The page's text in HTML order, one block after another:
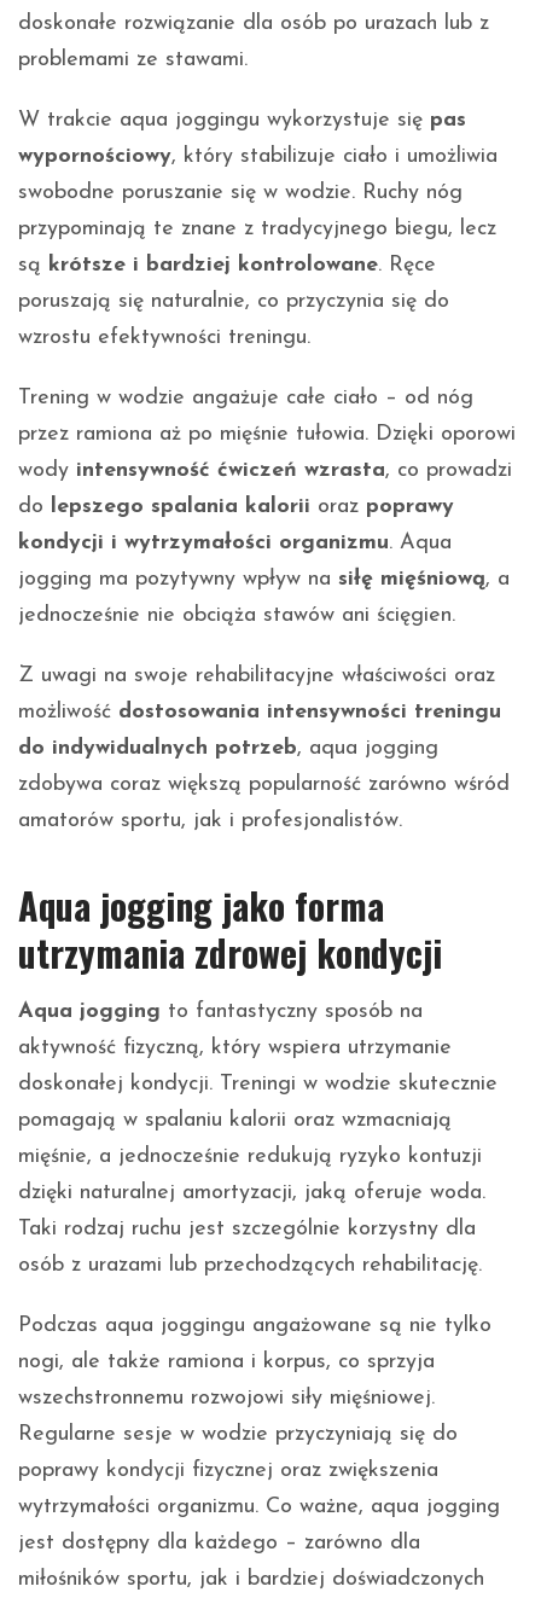
doskonałe rozwiązanie dla osób po urazach lub z
problemami ze stawami.
W trakcie aqua joggingu wykorzystuje się pas
wypornościowy, który stabilizuje ciało i umożliwia
swobodne poruszanie się w wodzie. Ruchy nóg
przypominają te znane z tradycyjnego biegu, lecz
są krótsze i bardziej kontrolowane. Ręce
poruszają się naturalnie, co przyczynia się do
wzrostu efektywności treningu.
Trening w wodzie angażuje całe ciało – od nóg
przez ramiona aż po mięśnie tułowia. Dzięki oporowi
wody intensywność ćwiczeń wzrasta, co prowadzi
do lepszego spalania kalorii oraz poprawy
kondycji i wytrzymałości organizmu. Aqua
jogging ma pozytywny wpływ na siłę mięśniową, a
jednocześnie nie obciąża stawów ani ścięgien.
Z uwagi na swoje rehabilitacyjne właściwości oraz
możliwość dostosowania intensywności treningu
do indywidualnych potrzeb, aqua jogging
zdobywa coraz większą popularność zarówno wśród
amatorów sportu, jak i profesjonalistów.
Aqua jogging jako forma
utrzymania zdrowej kondycji
Aqua jogging to fantastyczny sposób na
aktywność fizyczną, który wspiera utrzymanie
doskonałej kondycji. Treningi w wodzie skutecznie
pomagają w spalaniu kalorii oraz wzmacniają
mięśnie, a jednocześnie redukują ryzyko kontuzji
dzięki naturalnej amortyzacji, jaką oferuje woda.
Taki rodzaj ruchu jest szczególnie korzystny dla
osób z urazami lub przechodzących rehabilitację.
Podczas aqua joggingu angażowane są nie tylko
nogi, ale także ramiona i korpus, co sprzyja
wszechstronnemu rozwojowi siły mięśniowej.
Regularne sesje w wodzie przyczyniają się do
poprawy kondycji fizycznej oraz zwiększenia
wytrzymałości organizmu. Co ważne, aqua jogging
jest dostępny dla każdego – zarówno dla
miłośników sportu, jak i bardziej doświadczonych